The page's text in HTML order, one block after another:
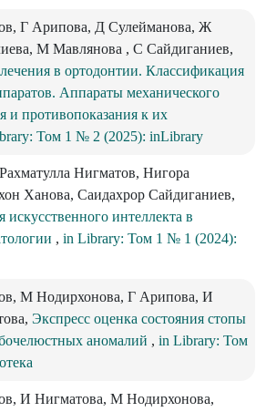
Г Арипова, Д Сулейманова, Ж
М Мавлянова , С Сайдиганиев,
в ортодонтии. Классификация
Аппараты механического
и противопоказания к их
Том 1 № 2 (2025): inLibrary
Нигматов, Нигора
Ханова, Саидахрор Сайдиганиев,
искусственного интеллекта в
, in Library: Том 1 № 1 (2024):
М Нодирхонова, Г Арипова, И
Экспресс оценка состояния стопы
аномалий , in Library: Том
И Нигматова, М Нодирхонова,